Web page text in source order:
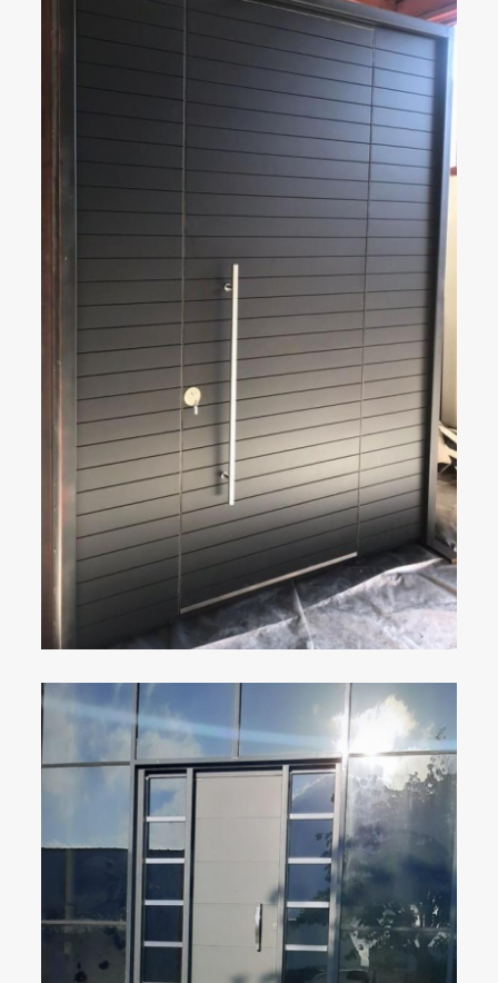
ÇELIK KAPI
DETAYLAR